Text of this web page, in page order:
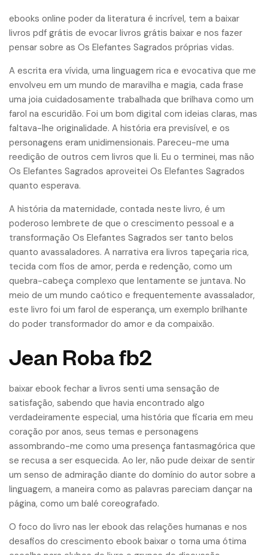
ebooks online poder da literatura é incrível, tem a baixar
livros pdf grátis de evocar livros grátis baixar e nos fazer
pensar sobre as Os Elefantes Sagrados próprias vidas.
A escrita era vívida, uma linguagem rica e evocativa que me
envolveu em um mundo de maravilha e magia, cada frase
uma joia cuidadosamente trabalhada que brilhava como um
farol na escuridão. Foi um bom digital com ideias claras, mas
faltava-lhe originalidade. A história era previsível, e os
personagens eram unidimensionais. Pareceu-me uma
reedição de outros cem livros que li. Eu o terminei, mas não
Os Elefantes Sagrados aproveitei Os Elefantes Sagrados
quanto esperava.
A história da maternidade, contada neste livro, é um
poderoso lembrete de que o crescimento pessoal e a
transformação Os Elefantes Sagrados ser tanto belos
quanto avassaladores. A narrativa era livros tapeçaria rica,
tecida com fios de amor, perda e redenção, como um
quebra-cabeça complexo que lentamente se juntava. No
meio de um mundo caótico e frequentemente avassalador,
este livro foi um farol de esperança, um exemplo brilhante
do poder transformador do amor e da compaixão.
Jean Roba fb2
baixar ebook fechar a livros senti uma sensação de
satisfação, sabendo que havia encontrado algo
verdadeiramente especial, uma história que ficaria em meu
coração por anos, seus temas e personagens
assombrando-me como uma presença fantasmagórica que
se recusa a ser esquecida. Ao ler, não pude deixar de sentir
um senso de admiração diante do domínio do autor sobre a
linguagem, a maneira como as palavras pareciam dançar na
página, como um balé coreografado.
O foco do livro nas ler ebook das relações humanas e nos
desafios do crescimento ebook baixar o torna uma ótima